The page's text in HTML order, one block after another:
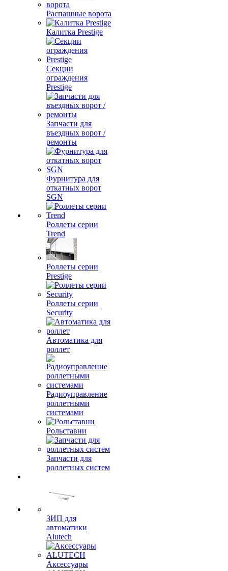
Распашные ворота
Калитка Prestige
Секции
ограждения
Prestige
Запчасти для
въездных ворот /
ремонты
Фурнитура для
откатных ворот
SGN
Роллеты серии
Trend
Роллеты серии
Prestige
Роллеты серии
Security
Автоматика для
роллет
Радиоуправление
роллетными
системами
Рольставни
Запчасти для
роллетных систем
ЗИП для
автоматики
Alutech
Аксессуары